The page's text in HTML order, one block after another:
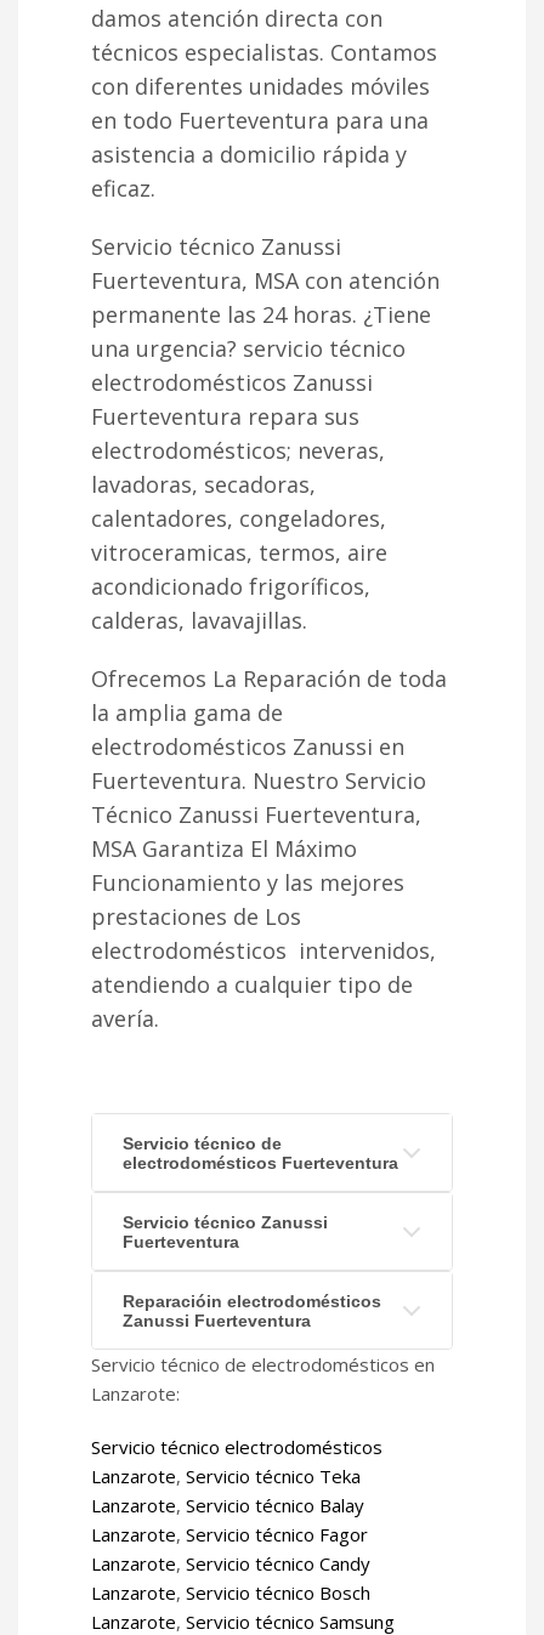
damos atención directa con
técnicos especialistas. Contamos
con diferentes unidades móviles
en todo Fuerteventura para una
asistencia a domicilio rápida y
eficaz.
Servicio técnico Zanussi
Fuerteventura, MSA con atención
permanente las 24 horas. ¿Tiene
una urgencia? servicio técnico
electrodomésticos Zanussi
Fuerteventura repara sus
electrodomésticos; neveras,
lavadoras, secadoras,
calentadores, congeladores,
vitroceramicas, termos, aire
acondicionado frigoríficos,
calderas, lavavajillas.
Ofrecemos La Reparación de toda
la amplia gama de
electrodomésticos Zanussi en
Fuerteventura. Nuestro Servicio
Técnico Zanussi Fuerteventura,
MSA Garantiza El Máximo
Funcionamiento y las mejores
prestaciones de Los
electrodomésticos intervenidos,
atendiendo a cualquier tipo de
avería.
Servicio técnico de
electrodomésticos Fuerteventura
Servicio técnico Zanussi
Fuerteventura
Reparacióin electrodomésticos
Zanussi Fuerteventura
Servicio técnico de electrodomésticos en
Lanzarote:
Servicio técnico electrodomésticos
Lanzarote, Servicio técnico Teka
Lanzarote, Servicio técnico Balay
Lanzarote, Servicio técnico Fagor
Lanzarote, Servicio técnico Candy
Lanzarote, Servicio técnico Bosch
Lanzarote, Servicio técnico Samsung